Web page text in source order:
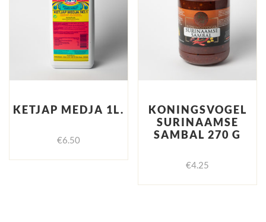
KETJAP MEDJA 1L.
€6.50
KONINGSVOGEL
SURINAAMSE
SAMBAL 270 G
€4.25